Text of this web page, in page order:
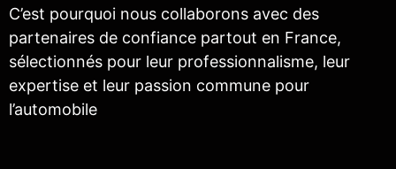
C’est pourquoi nous collaborons avec des
partenaires de confiance partout en France,
sélectionnés pour leur professionnalisme, leur
expertise et leur passion commune pour
l’automobile